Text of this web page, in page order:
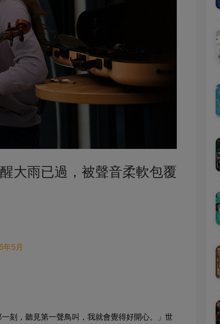
大雨已過，被聲音柔軟包覆
年5月
刻，聽見第一聲鳥叫，我就會覺得好開心。」世